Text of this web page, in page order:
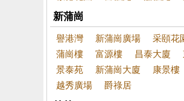
新蒲崗
譽港灣 新蒲崗廣場
采頤花
蒲崗樓
富源樓 昌泰大廈
景泰苑
新蒲崗大廈
康景樓
越秀廣場
爵祿居